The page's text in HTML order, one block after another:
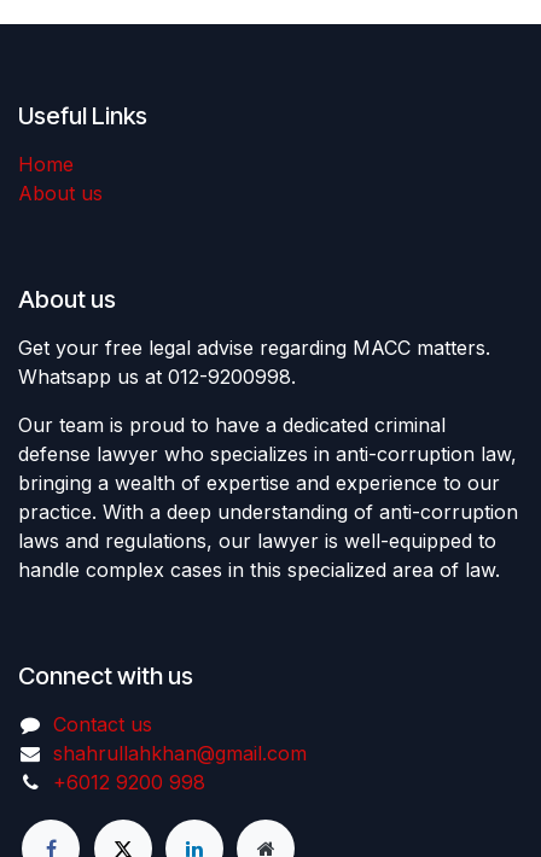
Useful Links
Home
About us
About us
Get your free legal advise regarding MACC matters.
Whatsapp us at 012-9200998.
Our team is proud to have a dedicated criminal
defense lawyer who specializes in anti-corruption law,
bringing a wealth of expertise and experience to our
practice. With a deep understanding of anti-corruption
laws and regulations, our lawyer is well-equipped to
handle complex cases in this specialized area of law.
Connect with us
Contact us
shahrullahkhan@gmail.com
+6012 9200 998